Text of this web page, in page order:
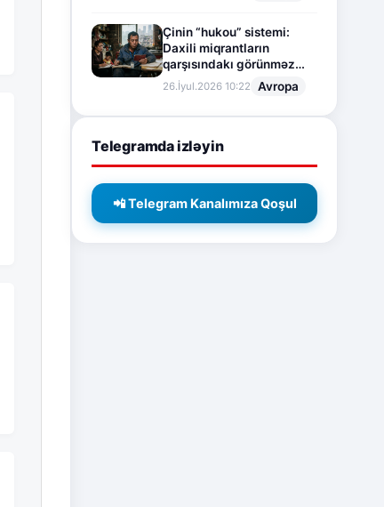
Çinin “hukou” sistemi:
Daxili miqrantların
qarşısındakı görünməz
sədd
26.İyul.2026 10:22 Avropa
Telegramda izləyin
📲 Telegram Kanalımıza Qoşul